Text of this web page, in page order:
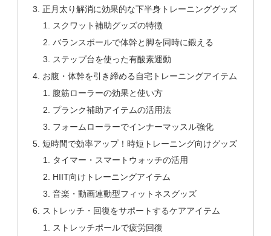
正月太り解消に効果的な下半身トレーニンググッズ
スクワット補助グッズの特徴
バランスボールで体幹と脚を同時に鍛える
ステップ台を使った有酸素運動
お腹・体幹を引き締める自宅トレーニングアイテム
腹筋ローラーの効果と使い方
プランク補助アイテムの活用法
フォームローラーでインナーマッスル強化
短時間で効率アップ！時短トレーニング向けグッズ
タイマー・スマートウォッチの活用
HIIT向けトレーニングアイテム
音楽・動画連動型フィットネスグッズ
ストレッチ・回復をサポートするケアアイテム
ストレッチポールで疲労回復